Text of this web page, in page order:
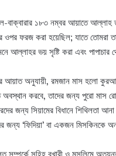
১৮৩ নম্বর আয়াতে আল্লাহ
ওপর ফরজ করা হয়েছিল; যাতে
আল্লাহর ভয় সৃষ্টি করা এবং পাপাচার
আয়াত অনুযায়ী, রমজান মাস হলো
করবে, তাদের জন্য পুরো মাস
জন্য সিয়ামের বিধানে শিথিলতা
জন্য ‘ফিদিয়া’ বা একজন মিসকিনকে